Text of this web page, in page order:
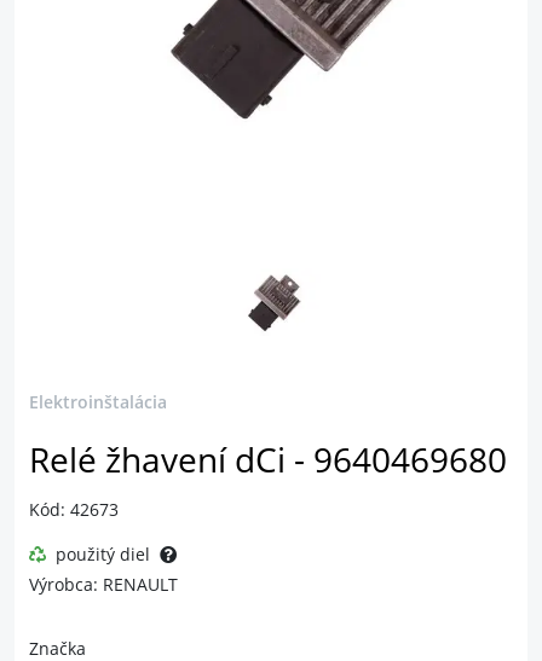
Elektroinštalácia
Relé žhavení dCi - 9640469680
Kód: 42673
použitý diel
Výrobca: RENAULT
Značka